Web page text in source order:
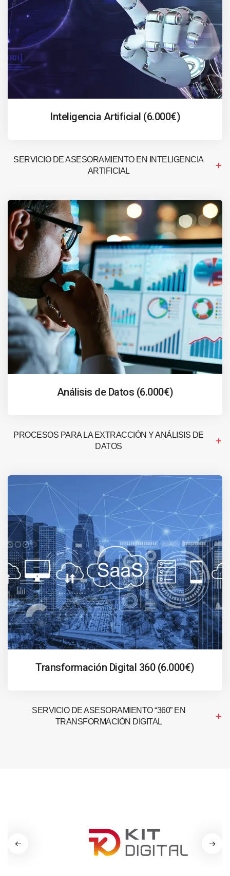
Inteligencia Artificial (6.000€)
SERVICIO DE ASESORAMIENTO EN INTELIGENCIA
ARTIFICIAL
Análisis de Datos (6.000€)
PROCESOS PARA LA EXTRACCIÓN Y ANÁLISIS DE
DATOS
Transformación Digital 360 (6.000€)
SERVICIO DE ASESORAMIENTO “360” EN
TRANSFORMACIÓN DIGITAL